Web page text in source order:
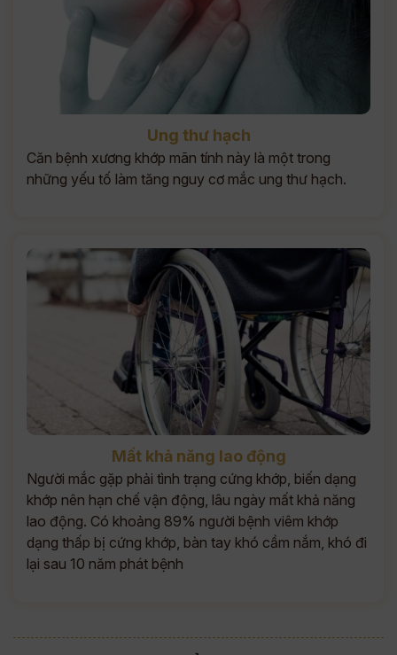
Ung thư hạch
Căn bệnh xương khớp mãn tính này là một trong
những yếu tố làm tăng nguy cơ mắc ung thư hạch.
Mất khả năng lao động
Người mắc gặp phải tình trạng cứng khớp, biến dạng
khớp nên hạn chế vận động, lâu ngày mất khả năng
lao động. Có khoảng 89% người bệnh viêm khớp
dạng thấp bị cứng khớp, bàn tay khó cầm nắm, khó đi
lại sau 10 năm phát bệnh